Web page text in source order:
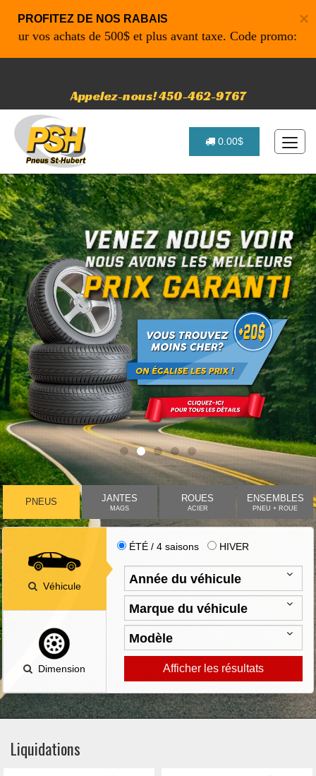
×
PROFITEZ DE NOS RABAIS
achats de 500$ et plus avant taxe. Code promo: P4616
Appelez-nous! 450-462-9767
0.00$
PNEUS JANTES
MAGS
ROUES
ACIER
ENSEMBLES
PNEU + ROUE
Véhicule
Dimension
ÉTÉ / 4 saisons HIVER
Afficher les résultats
Liquidations